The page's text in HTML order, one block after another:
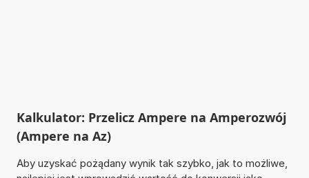
Kalkulator: Przelicz Ampere na Amperozwój
(Ampere na Az)
Aby uzyskać pożądany wynik tak szybko, jak to możliwe,